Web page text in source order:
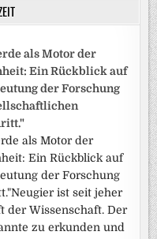
als Motor der
Ein Rückblick auf
der Forschung
als Motor der
Ein Rückblick auf
der Forschung
ist seit jeher
der Wissenschaft. Der
zu erkunden und